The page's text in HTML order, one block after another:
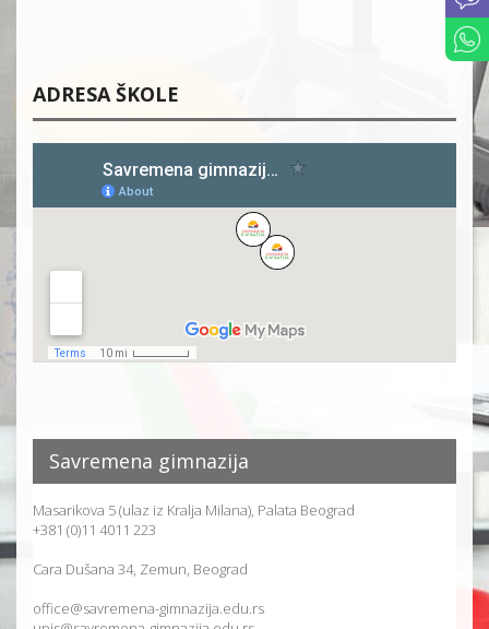
ADRESA ŠKOLE
Savremena gimnazija
Masarikova 5 (ulaz iz Kralja Milana), Palata Beograd
+381 (0)11 4011 223
Cara Dušana 34, Zemun, Beograd
office@savremena-gimnazija.edu.rs